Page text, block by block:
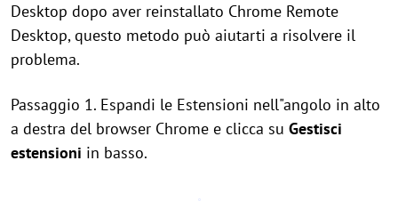
Desktop dopo aver reinstallato Chrome Remote
Desktop, questo metodo può aiutarti a risolvere il
problema.
Passaggio 1. Espandi le Estensioni nell"angolo in alto
a destra del browser Chrome e clicca su Gestisci
estensioni in basso.